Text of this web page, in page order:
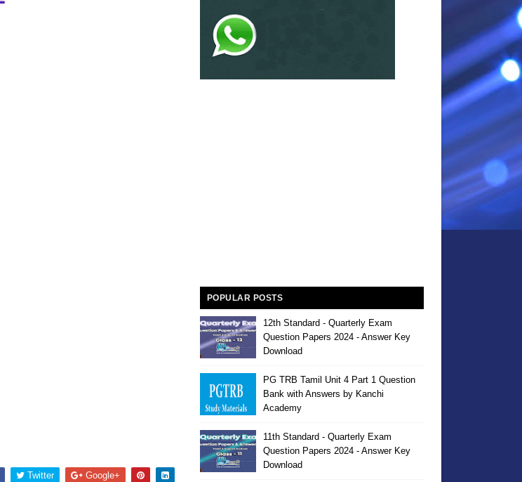
Twitter Google+
POPULAR POSTS
12th Standard - Quarterly Exam
Question Papers 2024 - Answer Key
Download
PG TRB Tamil Unit 4 Part 1 Question
Bank with Answers by Kanchi
Academy
11th Standard - Quarterly Exam
Question Papers 2024 - Answer Key
Download